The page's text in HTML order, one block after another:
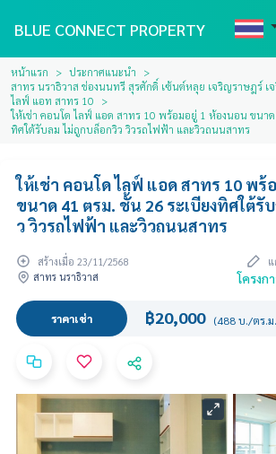
BLUE CONNECT PROPERTY
หน้าแรก
ประกาศแนะนำ
สาทร นราธิวาส ช่องนนทรี สุรศักดิ์ เซ้นต์หลุย เจริญราษฎร์ เ
ไลฟ์ แอท สาทร 10
ให้เช่า คอนโด ไลฟ์ แอด สาทร 10 พร้อมอยู่ 1 ห้องนอน ขนาด
ทิศใต้รับลม ไม่ถูกบล็อกวิว วิวรถไฟฟ้า และวิวถนนสาทร
ให้เช่า คอนโด ไลฟ์ แอด สาทร 10 พร้
ขนาด 41 ตรม. ชั้น 26 ระเบียงทิศใต้รั
ว วิวรถไฟฟ้า และวิวถนนสาทร
สร้างเมื่อ 23/11/2568
สาทร นราธิวาส
โครงก
ราคาเช่า ฿20,000 (488 บ./ตร.ม